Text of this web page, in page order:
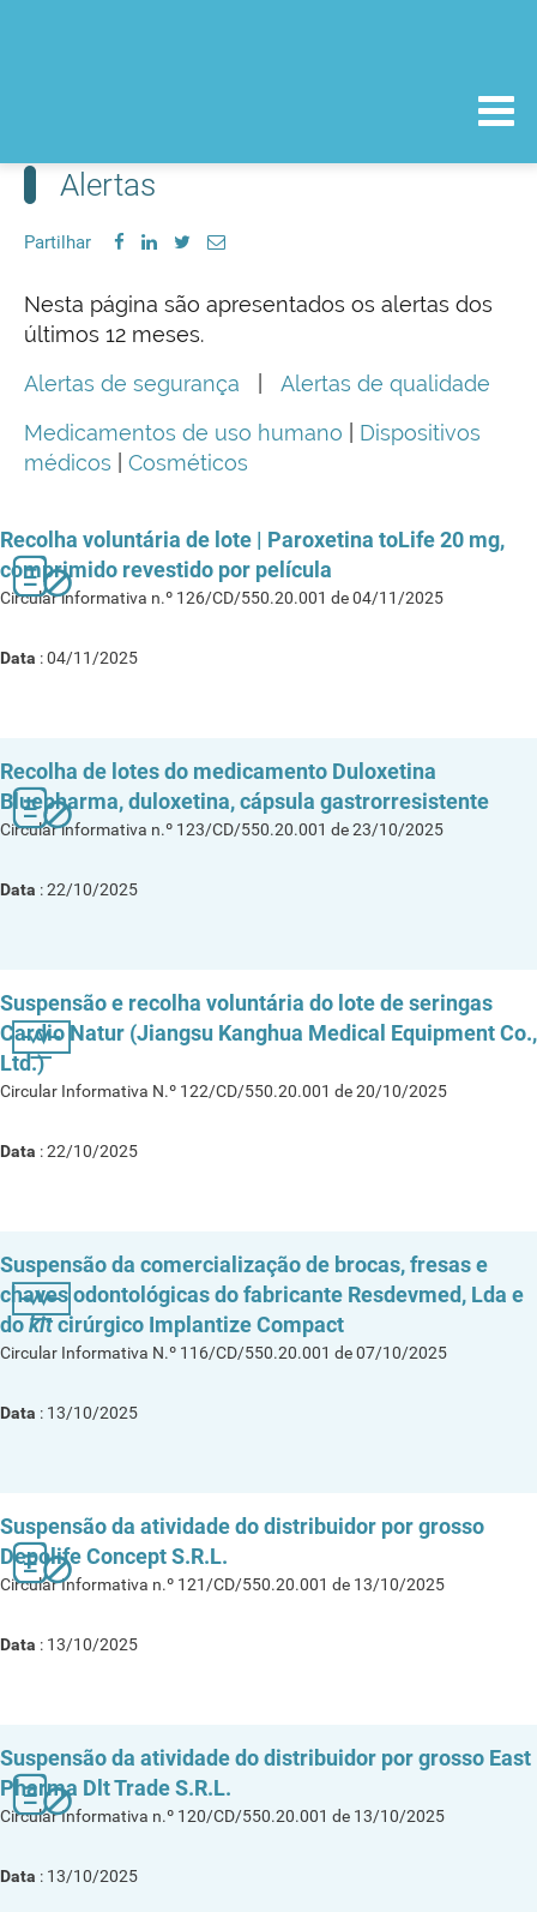
Alertas
Partilhar
Nesta página são apresentados os alertas dos
últimos 12 meses.
Alertas de segurança
Alertas de qualidade
Medicamentos de uso humano
Dispositivos
médicos
Cosméticos
Recolha voluntária de lote | Paroxetina toLife 20 mg,
comprimido revestido por película
Circular informativa n.º 126/CD/550.20.001 de 04/11/2025
Data : 04/11/2025
Recolha de lotes do medicamento Duloxetina
Bluepharma, duloxetina, cápsula gastrorresistente
Circular informativa n.º 123/CD/550.20.001 de 23/10/2025
Data : 22/10/2025
Suspensão e recolha voluntária do lote de seringas
Cardio Natur (Jiangsu Kanghua Medical Equipment Co.,
Ltd.)
Circular Informativa N.º 122/CD/550.20.001 de 20/10/2025
Data : 22/10/2025
Suspensão da comercialização de brocas, fresas e
chaves odontológicas do fabricante Resdevmed, Lda e
dokitcirúrgico Implantize Compact
Circular Informativa N.º 116/CD/550.20.001 de 07/10/2025
Data : 13/10/2025
Suspensão da atividade do distribuidor por grosso
Depolife Concept S.R.L.
Circular Informativa n.º 121/CD/550.20.001 de 13/10/2025
Data : 13/10/2025
Suspensão da atividade do distribuidor por grosso East
Pharma Dlt Trade S.R.L.
Circular Informativa n.º 120/CD/550.20.001 de 13/10/2025
Data : 13/10/2025